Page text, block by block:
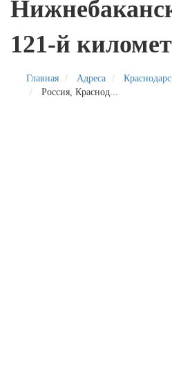
121-й
Главная Адреса
Россия, Краснод...